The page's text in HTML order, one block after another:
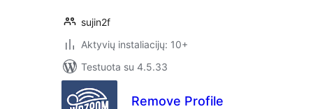
sujin2f
Aktyvių instaliacijų: 10+
Testuota su 4.5.33
Remove Profile